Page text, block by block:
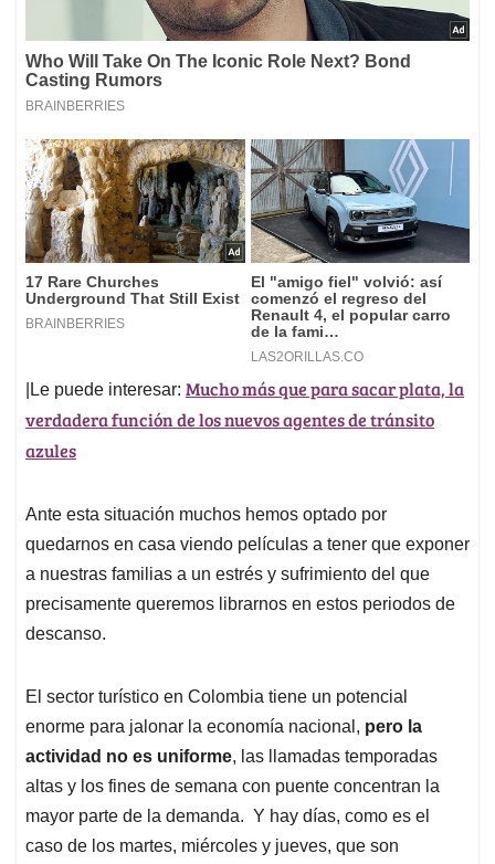
|Le puede interesar: Mucho más que para sacar plata, la
verdadera función de los nuevos agentes de tránsito
azules
Ante esta situación muchos hemos optado por
quedarnos en casa viendo películas a tener que exponer
a nuestras familias a un estrés y sufrimiento del que
precisamente queremos librarnos en estos periodos de
descanso.
El sector turístico en Colombia tiene un potencial
enorme para jalonar la economía nacional, pero la
actividad no es uniforme, las llamadas temporadas
altas y los fines de semana con puente concentran la
mayor parte de la demanda. Y hay días, como es el
caso de los martes, miércoles y jueves, que son